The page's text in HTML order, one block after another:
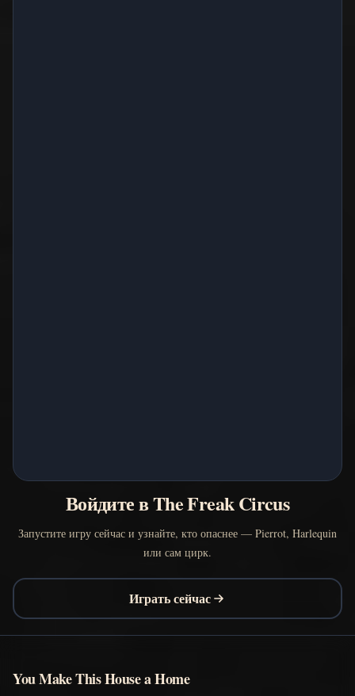
Войдите в The Freak Circus
Запустите игру сейчас и узнайте, кто опаснее — Pierrot, Harlequin
или сам цирк.
Играть сейчас
You Make This House a Home